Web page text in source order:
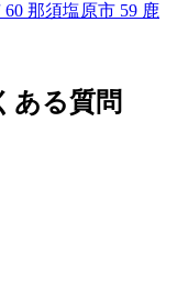
60 那須塩原市 59 鹿
ある質問